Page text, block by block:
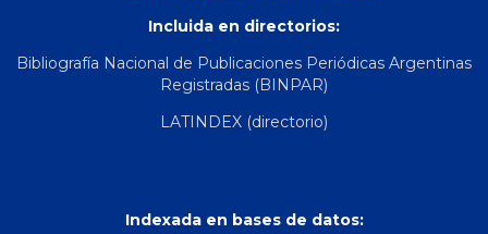
Incluida en directorios:
Bibliografía Nacional de Publicaciones Periódicas Argentinas
Registradas (BINPAR)
LATINDEX (directorio)
Indexada en bases de datos: